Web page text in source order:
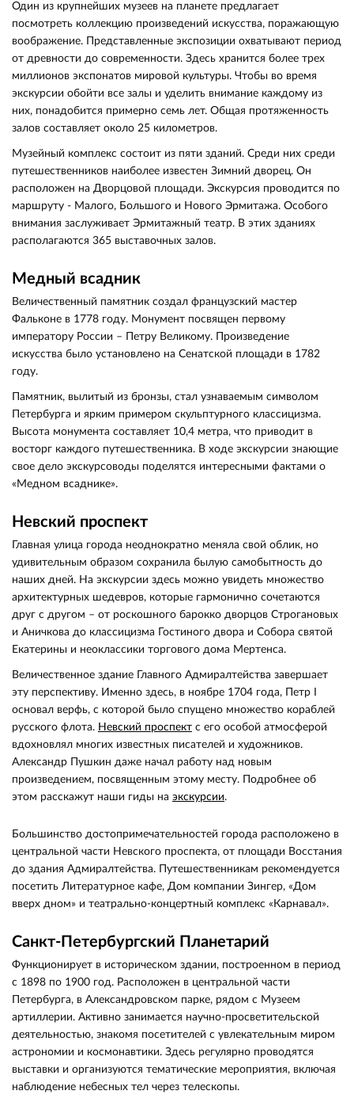
Один из крупнейших музеев на планете предлагает
посмотреть коллекцию произведений искусства, поражающую
воображение. Представленные экспозиции охватывают период
от древности до современности. Здесь хранится более трех
миллионов экспонатов мировой культуры. Чтобы во время
экскурсии обойти все залы и уделить внимание каждому из
них, понадобится примерно семь лет. Общая протяженность
залов составляет около 25 километров.
Музейный комплекс состоит из пяти зданий. Среди них среди
путешественников наиболее известен Зимний дворец. Он
расположен на Дворцовой площади. Экскурсия проводится по
маршруту - Малого, Большого и Нового Эрмитажа. Особого
внимания заслуживает Эрмитажный театр. В этих зданиях
располагаются 365 выставочных залов.
Медный всадник
Величественный памятник создал французский мастер
Фальконе в 1778 году. Монумент посвящен первому
императору России – Петру Великому. Произведение
искусства было установлено на Сенатской площади в 1782
году.
Памятник, вылитый из бронзы, стал узнаваемым символом
Петербурга и ярким примером скульптурного классицизма.
Высота монумента составляет 10,4 метра, что приводит в
восторг каждого путешественника. В ходе экскурсии знающие
свое дело экскурсоводы поделятся интересными фактами о
«Медном всаднике».
Невский проспект
Главная улица города неоднократно меняла свой облик, но
удивительным образом сохранила былую самобытность до
наших дней. На экскурсии здесь можно увидеть множество
архитектурных шедевров, которые гармонично сочетаются
друг с другом – от роскошного барокко дворцов Строгановых
и Аничкова до классицизма Гостиного двора и Собора святой
Екатерины и неоклассики торгового дома Мертенса.
Величественное здание Главного Адмиралтейства завершает
эту перспективу. Именно здесь, в ноябре 1704 года, Петр I
основал верфь, с которой было спущено множество кораблей
русского флота. Невский проспект с его особой атмосферой
вдохновлял многих известных писателей и художников.
Александр Пушкин даже начал работу над новым
произведением, посвященным этому месту. Подробнее об
этом расскажут наши гиды на экскурсии.
Большинство достопримечательностей города расположено в
центральной части Невского проспекта, от площади Восстания
до здания Адмиралтейства. Путешественникам рекомендуется
посетить Литературное кафе, Дом компании Зингер, «Дом
вверх дном» и театрально-концертный комплекс «Карнавал».
Санкт-Петербургский Планетарий
Функционирует в историческом здании, построенном в период
с 1898 по 1900 год. Расположен в центральной части
Петербурга, в Александровском парке, рядом с Музеем
артиллерии. Активно занимается научно-просветительской
деятельностью, знакомя посетителей с увлекательным миром
астрономии и космонавтики. Здесь регулярно проводятся
выставки и организуются тематические мероприятия, включая
наблюдение небесных тел через телескопы.